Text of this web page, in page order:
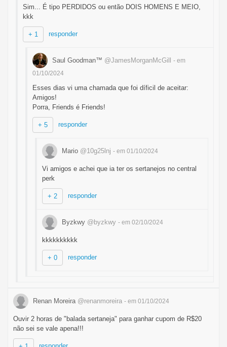
Sim... É tipo PERDIDOS ou então DOIS HOMENS E MEIO,
kkk
+ 1 responder
Saul Goodman™ @JamesMorganMcGill - em
01/10/2024
Esses dias vi uma chamada que foi díficil de aceitar:
Amigos!
Porra, Friends é Friends!
+ 5 responder
Mario @10g25lnj - em 01/10/2024
Vi amigos e achei que ia ter os sertanejos no central
perk
+ 2 responder
Byzkwy @byzkwy - em 02/10/2024
kkkkkkkkkk
+ 0 responder
Renan Moreira @renanmoreira - em 01/10/2024
Ouvir 2 horas de "balada sertaneja" para ganhar cupom de R$20
não sei se vale apena!!!